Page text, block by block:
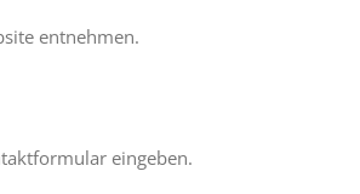
entnehmen.
eingeben.